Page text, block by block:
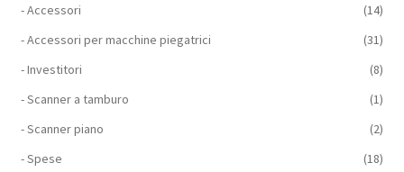
- Accessori
(14)
- Accessori per macchine piegatrici
(31)
- Investitori
(8)
- Scanner a tamburo
(1)
- Scanner piano
(2)
- Spese
(18)